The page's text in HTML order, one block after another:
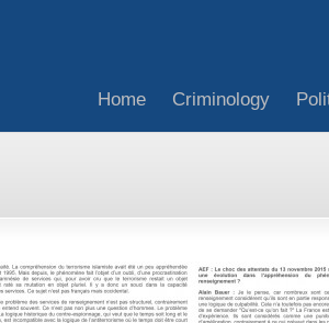
Home Criminology